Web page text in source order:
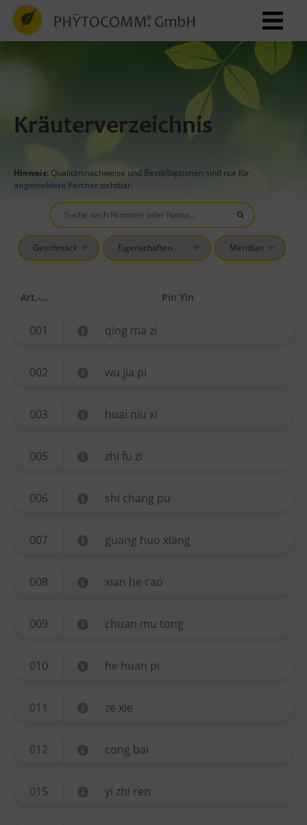
Kräuterverzeichnis
Hinweis: Qualitätsnachweise und Bestelloptionen sind nur für
angemeldete Partner sichtbar.
Art.-Nr. Pin Yin
001 qing ma zi
002 wu jia pi
003 huai niu xi
005 zhi fu zi
006 shi chang pu
007 guang huo xiang
008 xian he cao
009 chuan mu tong
010 he huan pi
011 ze xie
012 cong bai
015 yi zhi ren